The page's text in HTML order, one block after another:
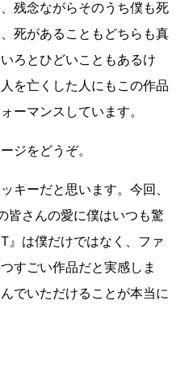
残念ながらそのうち僕も死
死があることもどちらも真
ろとひどいこともあるけ
を亡くした人にもこの作品
ーマンスしています。
ジをどうぞ。
キーだと思います。今回、
皆さんの愛に僕はいつも驚
』は僕だけではなく、ファ
すごい作品だと実感しま
でいただけることが本当に